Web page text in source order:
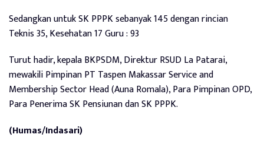
Sedangkan untuk SK PPPK sebanyak 145 dengan rincian
Teknis 35, Kesehatan 17 Guru : 93
Turut hadir, kepala BKPSDM, Direktur RSUD La Patarai,
mewakili Pimpinan PT Taspen Makassar Service and
Membership Sector Head (Auna Romala), Para Pimpinan OPD,
Para Penerima SK Pensiunan dan SK PPPK.
(Humas/Indasari)